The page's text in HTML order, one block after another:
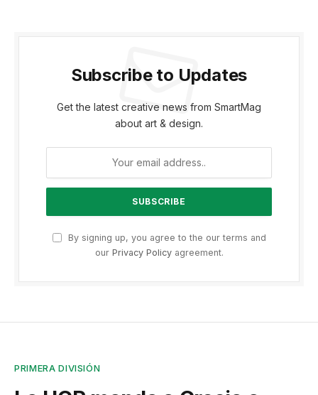
Subscribe to Updates
Get the latest creative news from SmartMag
about art & design.
By signing up, you agree to the our terms and
our Privacy Policyagreement.
PRIMERA DIVISIÓN